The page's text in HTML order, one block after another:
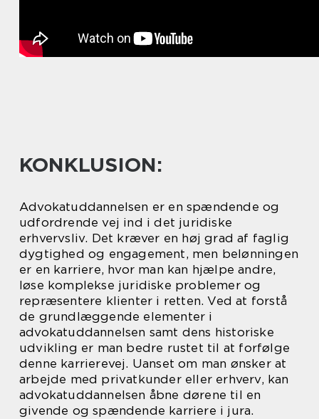
KONKLUSION:
Advokatuddannelsen er en spændende og
udfordrende vej ind i det juridiske
erhvervsliv. Det kræver en høj grad af faglig
dygtighed og engagement, men belønningen
er en karriere, hvor man kan hjælpe andre,
løse komplekse juridiske problemer og
repræsentere klienter i retten. Ved at forstå
de grundlæggende elementer i
advokatuddannelsen samt dens historiske
udvikling er man bedre rustet til at forfølge
denne karrierevej. Uanset om man ønsker at
arbejde med privatkunder eller erhverv, kan
advokatuddannelsen åbne dørene til en
givende og spændende karriere i jura.